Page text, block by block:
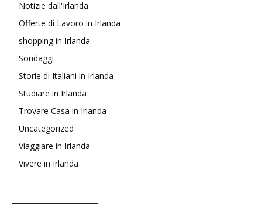
Notizie dall'Irlanda
Offerte di Lavoro in Irlanda
shopping in Irlanda
Sondaggi
Storie di Italiani in Irlanda
Studiare in Irlanda
Trovare Casa in Irlanda
Uncategorized
Viaggiare in Irlanda
Vivere in Irlanda